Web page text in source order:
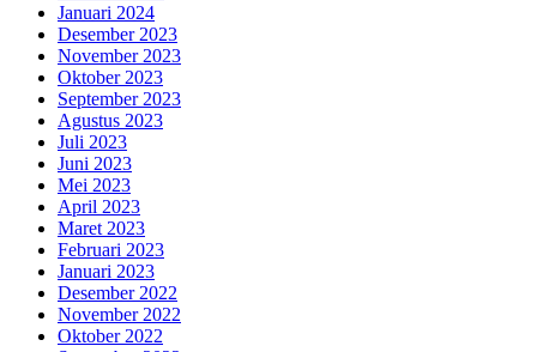
Januari 2024
Desember 2023
November 2023
Oktober 2023
September 2023
Agustus 2023
Juli 2023
Juni 2023
Mei 2023
April 2023
Maret 2023
Februari 2023
Januari 2023
Desember 2022
November 2022
Oktober 2022